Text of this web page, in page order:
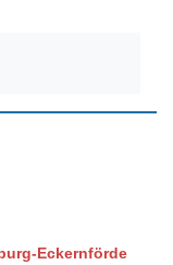
Eckernförde